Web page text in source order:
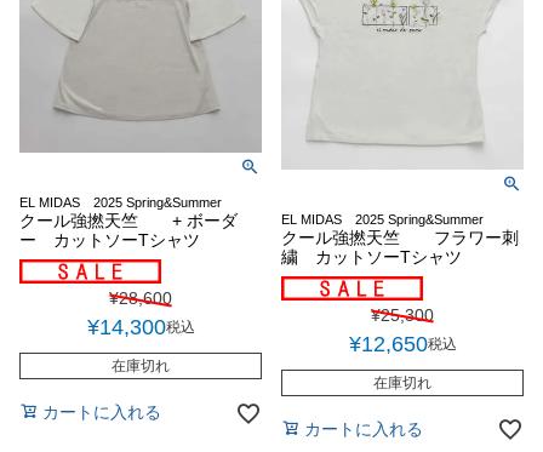
EL MIDAS 2025 Spring&Summer
クール強撚天竺 + ボーダ
ー カットソーTシャツ
¥28,600
¥14,300税込
在庫切れ
カートに入れる
EL MIDAS 2025 Spring&Summer
クール強撚天竺 フラワー刺
繍 カットソーTシャツ
¥25,300
¥12,650税込
在庫切れ
カートに入れる